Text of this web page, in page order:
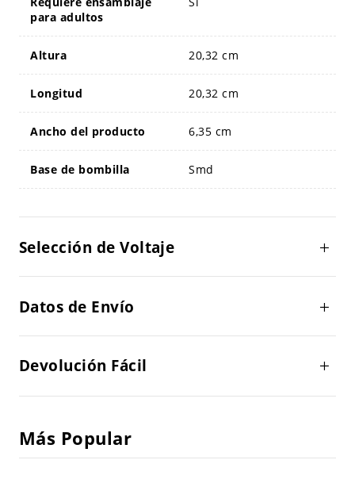
para adultos
Altura 20,32 cm
Longitud 20,32 cm
Ancho del producto 6,35 cm
Base de bombilla Smd
Selección de Voltaje
Datos de Envío
Devolución Fácil
Más Popular